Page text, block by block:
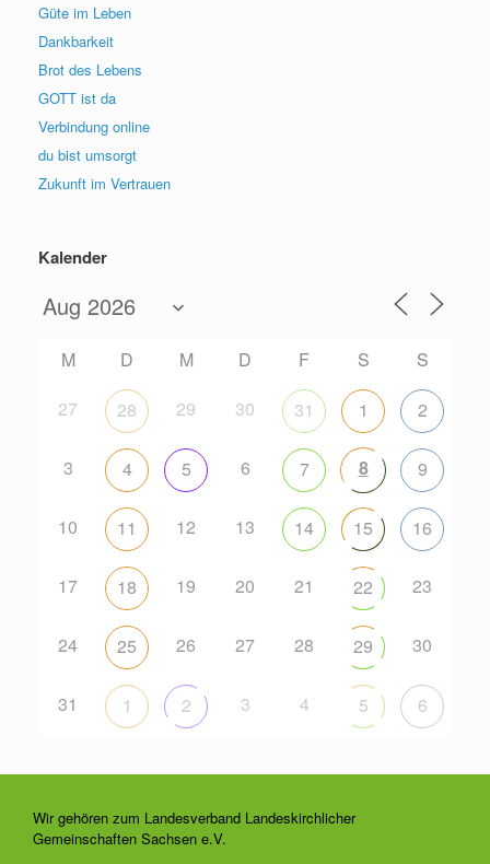
Güte im Leben
Dankbarkeit
Brot des Lebens
GOTT ist da
Verbindung online
du bist umsorgt
Zukunft im Vertrauen
Kalender
M D M D F S
S
27
28 29 30 31 1 2
3 4 5 6 7 8 9
10 11 12 13 14 15 16
17 18 19 20 21 22 23
24 25 26 27 28 29 30
31 1 2 3 4 5 6
Wir gehören zum Landesverband Landeskirchlicher
Gemeinschaften Sachsen e.V.